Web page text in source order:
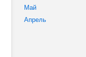
Май
Апрель